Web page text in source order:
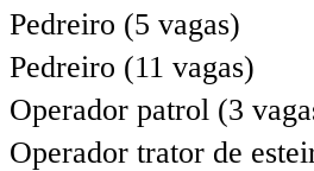
Pedreiro (5 vagas)
Pedreiro (11 vagas)
Operador patrol (3
Operador trator de